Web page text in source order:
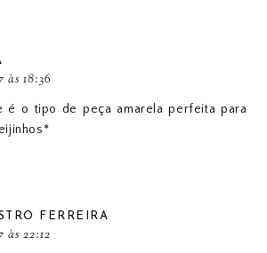
às 18:36
é o tipo de peça amarela perfeita para
FERREIRA
às 22:12